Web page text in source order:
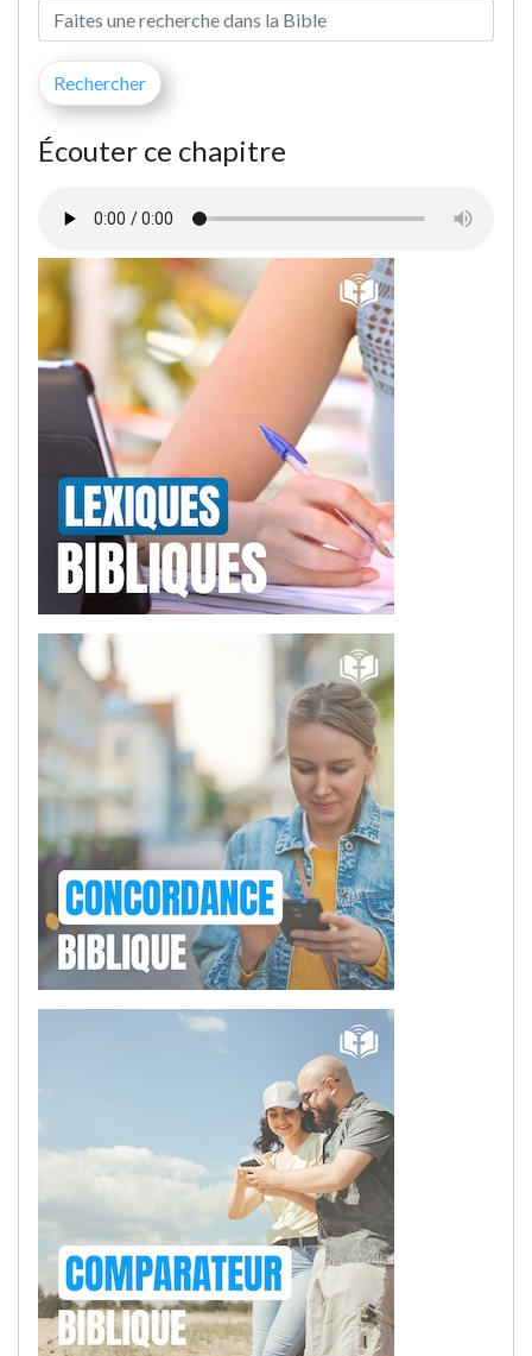
Écouter ce chapitre